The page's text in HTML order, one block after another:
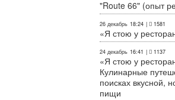
"Route 66" (опыт
26 декабрь 18:24 | 1581
«Я стою у
24 декабрь 16:41 | 1137
«Я стою у
Кулинарные
поисках вкусной,
пищи